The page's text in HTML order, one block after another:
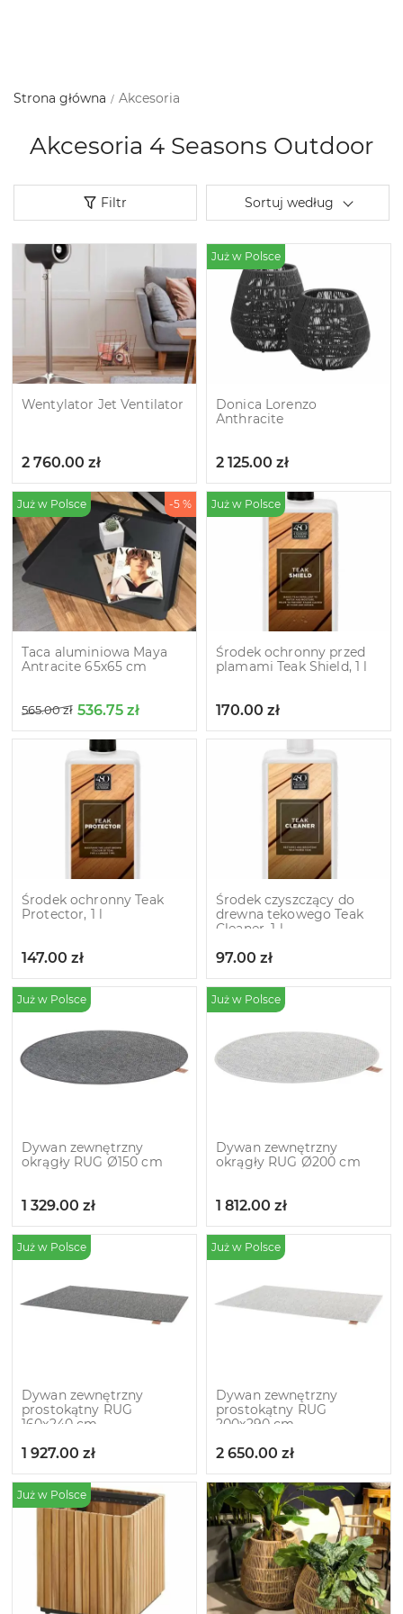
Strona główna Akcesoria
Akcesoria 4 Seasons Outdoor
Filtr Sortuj według
Wentylator Jet Ventilator
2 760.00 zł
Już w Polsce
Donica Lorenzo
Аnthracite
2 125.00 zł
Już w Polsce -5 %
Taca aluminiowa Maya
Antracite 65х65 cm
565.00zł 536.75 zł
Już w Polsce
Środek ochronny przed
plamami Teak Shield, 1 l
170.00 zł
Środek ochronny Teak
Protector, 1 l
147.00 zł
Środek czyszczący do
drewna tekowego Teak
Cleaner, 1 l
97.00 zł
Już w Polsce
Dywan zewnętrzny
okrągły RUG Ø150 cm
1 329.00 zł
Już w Polsce
Dywan zewnętrzny
okrągły RUG Ø200 cm
1 812.00 zł
Już w Polsce
Dywan zewnętrzny
prostokątny RUG
160x240 cm
1 927.00 zł
Już w Polsce
Dywan zewnętrzny
prostokątny RUG
200x290 cm
2 650.00 zł
Już w Polsce